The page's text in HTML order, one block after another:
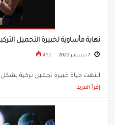
نهاية مأساوية لخبيرة التجميل
452
انتهت حياة خبيرة تجميل تركية
إقرأ المزيد